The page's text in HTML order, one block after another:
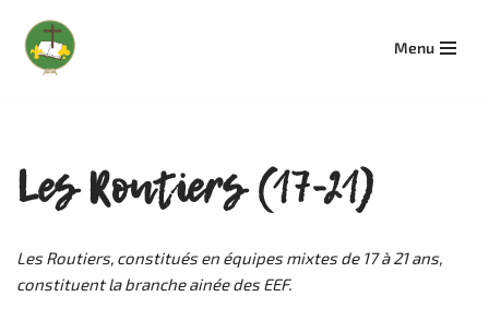
Aller
Menu
Les Routiers (17-21)
Les Routiers, constitués en équipes mixtes de 17 à 21 ans,
constituent la branche ainée des EEF.